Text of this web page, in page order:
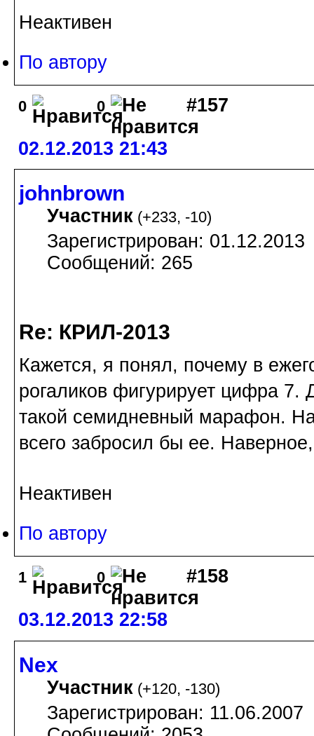
Неактивен
По автору
0 0 #157
02.12.2013 21:43
johnbrown
Участник (+233, -10)
Зарегистрирован: 01.12.2013
Сообщений: 265
Re: КРИЛ-2013
Кажется, я понял, почему в
рогаликов фигурирует цифра 7.
такой семидневный марафон.
всего забросил бы ее.
Неактивен
По автору
1 0 #158
03.12.2013 22:58
Nex
Участник (+120, -130)
Зарегистрирован: 11.06.2007